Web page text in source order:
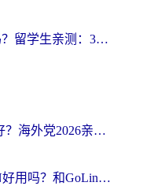
国外能用网易云音乐吗？留学生亲测：3步解决海外听歌难题
Quickback和云帆哪个好？海外党2026亲测指南：选对加速器大陆工具，无缝刷国内剧玩国服
海外党必看：斧牛VPN好用吗？和GoLinkVPN对比哪个回国效果更好？